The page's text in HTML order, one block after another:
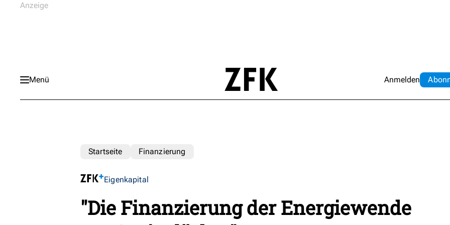
Menü Anmelden Abo
Startseite Finanzierung
Eigenkapital
"Die Finanzierung der Energiewende